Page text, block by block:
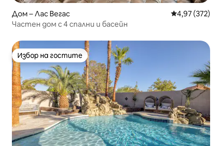
Дом – Лас Вегас Средна
4,97 (372)
Частен дом с 4 спални и басейн
Избор на гостите
Избор на гостите